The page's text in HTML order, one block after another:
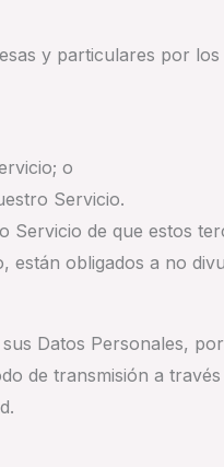
y particulares por los
o
Servicio.
de que estos
están obligados a no
Datos Personales,
de transmisión a